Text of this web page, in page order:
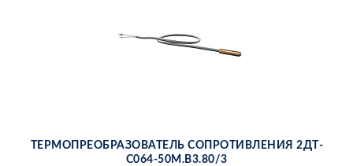
ТЕР­МО­ПРЕ­ОБ­РА­ЗО­ВА­ТЕЛЬ СО­ПРО­ТИВ­ЛЕ­НИЯ 2ДТ­
С064-50М.В3.80/3